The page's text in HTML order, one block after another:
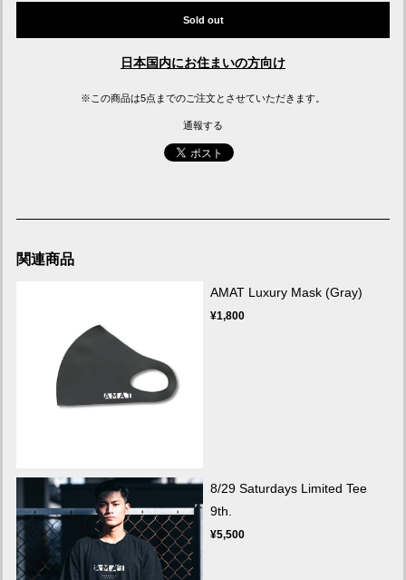
Sold out
日本国内にお住まいの方向け
※この商品は5点までのご注文とさせていただきます。
通報する
関連商品
AMAT Luxury Mask (Gray)
¥1,800
8/29 Saturdays Limited Tee
9th.
¥5,500